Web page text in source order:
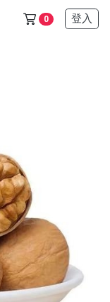
0 登入
元，任選三件1200